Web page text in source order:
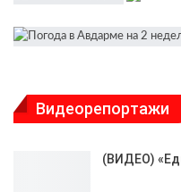
Видеорепортажи
(ВИДЕО)